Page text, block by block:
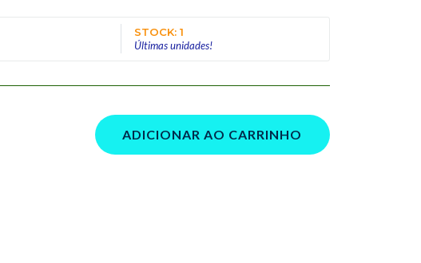
STOCK: 1
Últimas unidades!
ADICIONAR AO CARRINHO